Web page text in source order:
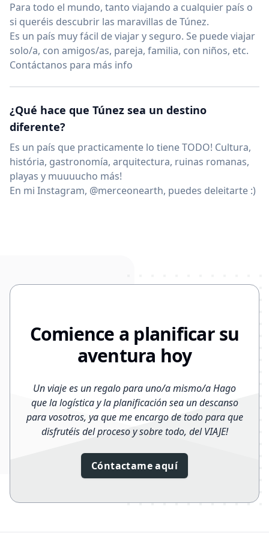
Para todo el mundo, tanto viajando a cualquier país o
si queréis descubrir las maravillas de Túnez.
Es un país muy fácil de viajar y seguro. Se puede viajar
solo/a, con amigos/as, pareja, familia, con niños, etc.
Contáctanos para más info
¿Qué hace que Túnez sea un destino
diferente?
Es un país que practicamente lo tiene TODO! Cultura,
história, gastronomía, arquitectura, ruinas romanas,
playas y muuuucho más!
En mi Instagram, @merceonearth, puedes deleitarte :)
Comience a planificar su
aventura hoy
Un viaje es un regalo para uno/a mismo/a Hago
que la logística y la planificación sea un descanso
para vosotros, ya que me encargo de todo para que
disfrutéis del proceso y sobre todo, del VIAJE!
Cóntactame aquí